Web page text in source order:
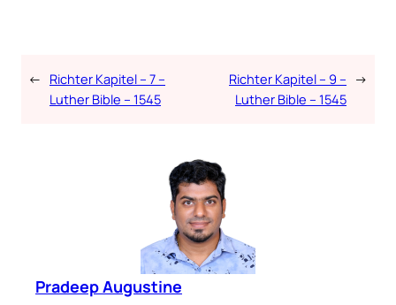
← Richter Kapitel – 7 –
Luther Bible – 1545
Richter Kapitel – 9 –
Luther Bible – 1545
→
Pradeep Augustine